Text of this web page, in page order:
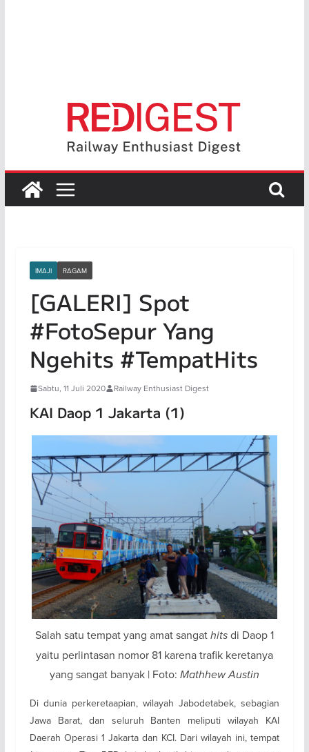
IMAJI RAGAM
[GALERI] Spot
#FotoSepur Yang
Ngehits #TempatHits
Sabtu, 11 Juli 2020 Railway Enthusiast Digest
KAI Daop 1 Jakarta (1)
Salah satu tempat yang amat sangathitsdi Daop 1
yaitu perlintasan nomor 81 karena trafik keretanya
yang sangat banyak | Foto: Mathhew Austin
Di dunia perkeretaapian, wilayah Jabodetabek, sebagian
Jawa Barat, dan seluruh Banten meliputi wilayah KAI
Daerah Operasi 1 Jakarta dan KCI. Dari wilayah ini, tempat